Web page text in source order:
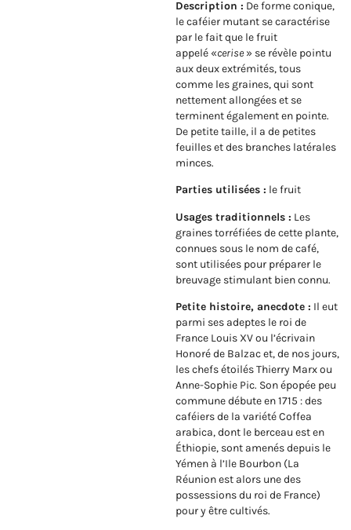
Description : De forme conique,
le caféier mutant se caractérise
par le fait que le fruit
appelé «cerise» se révèle pointu
aux deux extrémités, tous
comme les graines, qui sont
nettement allongées et se
terminent également en pointe.
De petite taille, il a de petites
feuilles et des branches latérales
minces.
Parties utilisées : le fruit
Usages traditionnels : Les
graines torréfiées de cette plante,
connues sous le nom de café,
sont utilisées pour préparer le
breuvage stimulant bien connu.
Petite histoire, anecdote : Il eut
parmi ses adeptes le roi de
France Louis XV ou l’écrivain
Honoré de Balzac et, de nos jours,
les chefs étoilés Thierry Marx ou
Anne-Sophie Pic. Son épopée peu
commune débute en 1715 : des
caféiers de la variété Coffea
arabica, dont le berceau est en
Éthiopie, sont amenés depuis le
Yémen à l’Ile Bourbon (La
Réunion est alors une des
possessions du roi de France)
pour y être cultivés.